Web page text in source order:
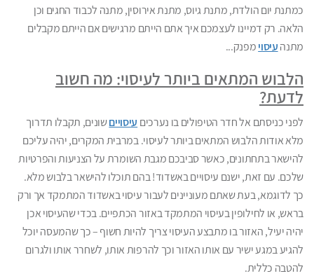
כמתנת יום הולדת, מתנת גיוס, מתנת אירוסין, מתנה לכבוד החגים וכן
הלאה. רק דמיינו לעצמכם איך אתם הייתם מרגישים אם הייתם מקבלים
מתנה עיסוי מפנק...
הלבוש המתאים ביותר לעיסוי: מה חשוב
לדעת?
לפני כניסתם אל חדר הטיפולים בו נערכים עיסוייםשונים, תקבלו תדרוך
מלא אודות הלבוש המתאים ביותר לעיסוי. במרבית המקרים, יהיה עליכם
להישאר בתחתונים, כאשר סביבכם מגבת השומרת על הצניעות והפרטיות
שלכם. עם זאת, ישנם עיסויים באשדוד! בהם תוכלו להישאר בלבוש מלא.
כך לדוגמא, בעת שאתם מעוניינים לעבור עיסוי באשדוד המתמקד אך ורק
בראש, או לחילופין בעיסוי המתמקד באזור הכתפיים. בכדי שהעיסוי אכן
יהיה יעיל, האזור בו מתבצע העיסוי צריך להיות חשוף – כך שהמעסה יוכל
להגיע במגע ישיר עם אותו האזור וכך להרפות אותו, לשחרר אותו ולגרום
להטבה כללית.